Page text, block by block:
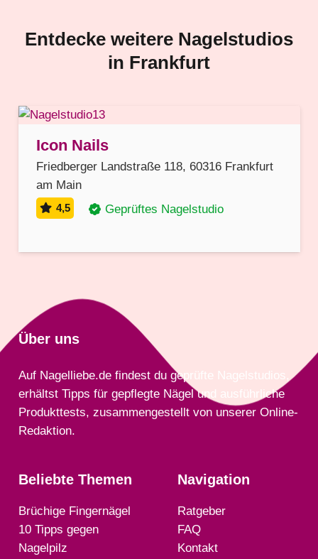
Entdecke weitere Nagelstudios
in Frankfurt
Icon Nails
Friedberger Landstraße 118, 60316 Frankfurt
am Main
4,5 Geprüftes Nagelstudio
Über uns
Auf Nagelliebe.de findest du geprüfte Nagelstudios,
erhältst Tipps für gepflegte Nägel und ausführliche
Produkttests, zusammengestellt von unserer Online-
Redaktion.
Beliebte Themen
Brüchige Fingernägel
10 Tipps gegen
Nagelpilz
Navigation
Ratgeber
FAQ
Kontakt